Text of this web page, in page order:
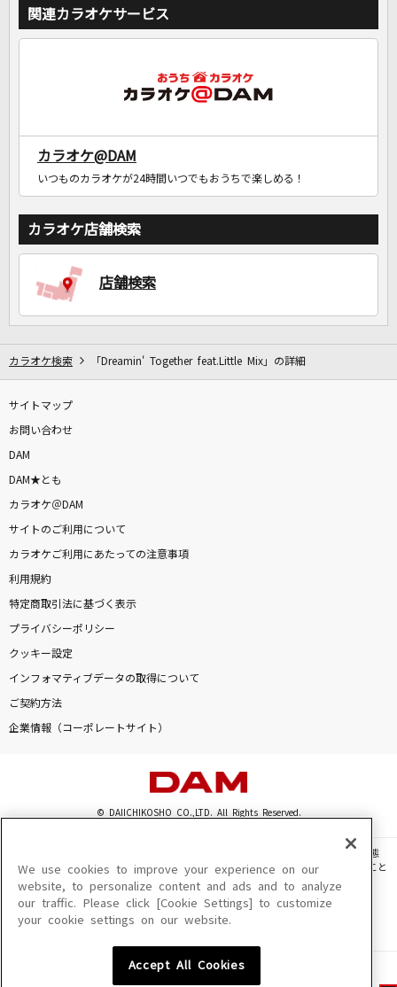
関連カラオケサービス
カラオケ@DAM
いつものカラオケが24時間いつでもおうちで楽しめる！
カラオケ店舗検索
店舗検索
カラオケ検索 「Dreamin' Together feat.Little Mix」の詳細
サイトマップ
お問い合わせ
DAM
DAM★とも
カラオケ＠DAM
サイトのご利用について
カラオケご利用にあたっての注意事項
利用規約
特定商取引法に基づく表示
プライバシーポリシー
クッキー設定
インフォマティブデータの取得について
ご契約方法
企業情報（コーポレートサイト）
© DAIICHIKOSHO CO.,LTD. All Rights Reserved.
このサイトに掲載されている一切の文章・画像・写真・動画・音声等を、手段や形態
を問わず、著作権法の定める範囲を超えて無断で複製、転載、ファイル化などすること
を禁じます。
楽曲及びコンテンツは、機種によりご利用いただけない場合があります。
楽曲及びコンテンツの配信日、配信内容が変更になる場合があります。
We use cookies to improve your experience on our
website, to personalize content and ads and to analyze
our traffic. Please click [Cookie Settings] to customize
your cookie settings on our website.
Accept All Cookies